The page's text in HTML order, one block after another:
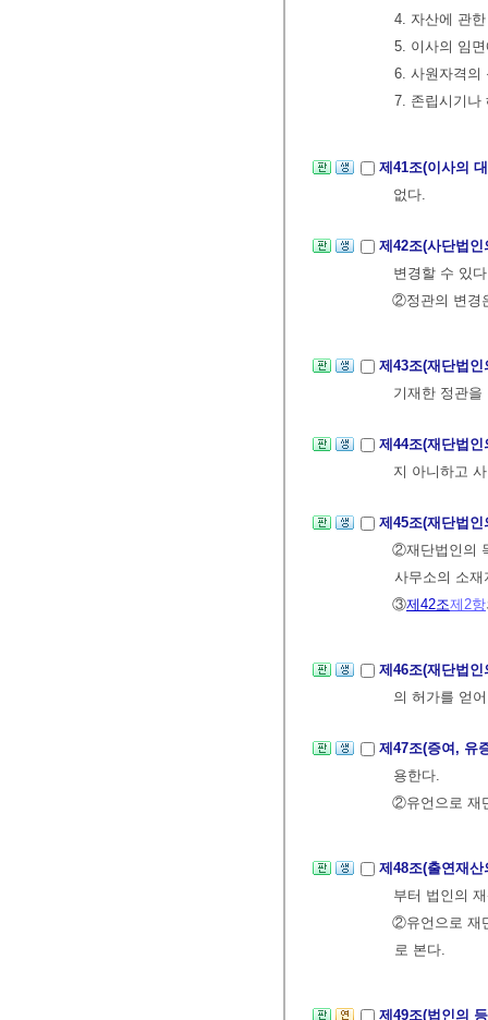
4. 자산에 관
5. 이사의 임
6. 사원자격의
7. 존립시기나
제41조(이사의
없다.
제42조(사단법
변경할 수 있
②정관의 변경
제43조(재단법
기재한 정관을
제44조(재단법
지 아니하고
제45조(재단법
②재단법인의
사무소의 소
③제42조제2항
제46조(재단법
의 허가를 얻
제47조(증여, 유
용한다.
②유언으로 재
제48조(출연재
부터 법인의
②유언으로 재
로 본다.
제49조(법인의